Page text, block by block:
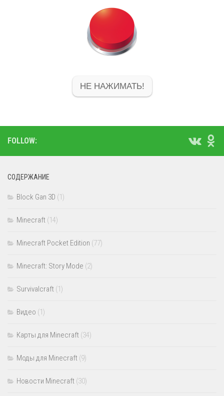
НЕ НАЖИМАТЬ!
FOLLOW:
СОДЕРЖАНИЕ
Block Gan 3D (1)
Minecraft (14)
Minecraft Pocket Edition (77)
Minecraft: Story Mode (2)
Survivalcraft (1)
Видео (1)
Карты для Minecraft (34)
Моды для Minecraft (9)
Новости Minecraft (30)